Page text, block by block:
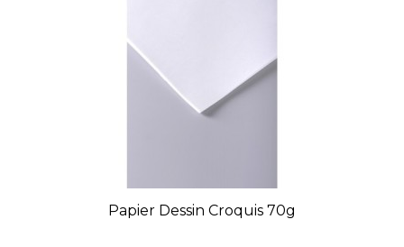
Papier Dessin Croquis 70g